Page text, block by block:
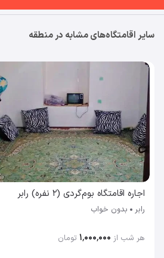
سایر اقامتگاه‌های مشابه در منطقه
اجاره اقامتگاه بوم‌گردی (۲ نفره) رابر
رابر بدون خواب
هر شب از ۱٬۰۰۰٬۰۰۰ تومان